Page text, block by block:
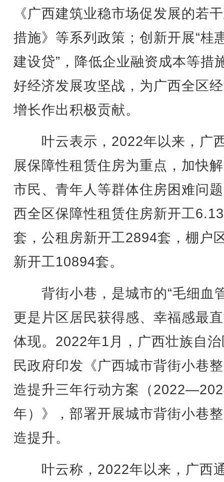
《广西建筑业稳市场促发展的若
措施》等系列政策；创新开展“桂
建设贷”，降低企业融资成本等措
好经济发展攻坚战，为广西全区
增长作出积极贡献。
叶云表示，2022年以来，广
展保障性租赁住房为重点，加快
市民、青年人等群体住房困难问
西全区保障性租赁住房新开工
套，公租房新开工2894套，棚户
新开工10894套。
背街小巷，是城市的“毛细血
更是片区居民获得感、幸福感最
体现。2022年1月，广西壮族自
民政府印发《广西城市背街小巷
造提升三年行动方案（
年）》，部署开展城市背街小巷
造提升。
叶云称，2022年以来，广西